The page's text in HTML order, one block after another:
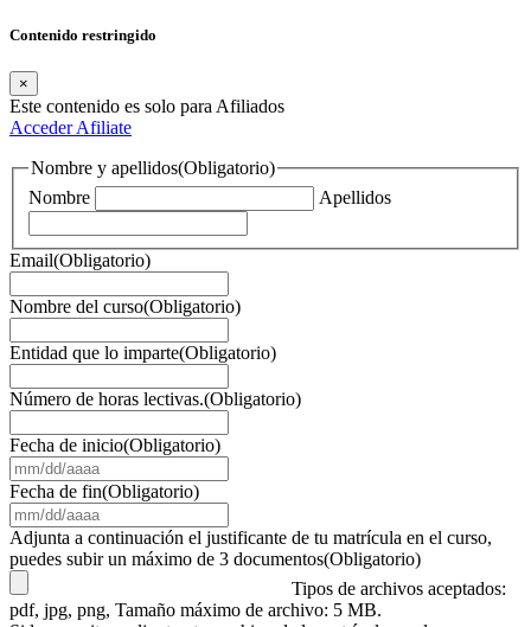
Contenido restringido
×
Este contenido es solo para Afiliados
AccederAfiliate
Nombre y apellidos(Obligatorio)
Nombre
Apellidos
Email(Obligatorio)
Nombre del curso(Obligatorio)
Entidad que lo imparte(Obligatorio)
Número de horas lectivas.(Obligatorio)
Fecha de inicio(Obligatorio)
barra
DD
barra
AAAA
Fecha de fin(Obligatorio)
barra
DD
Adjunta a continuación el justificante de tu matrícula en el curso,
puedes subir un máximo de 3 documentos(Obligatorio)
Tipos de archivos aceptados:
pdf, jpg, png, Tamaño máximo de archivo: 5 MB.